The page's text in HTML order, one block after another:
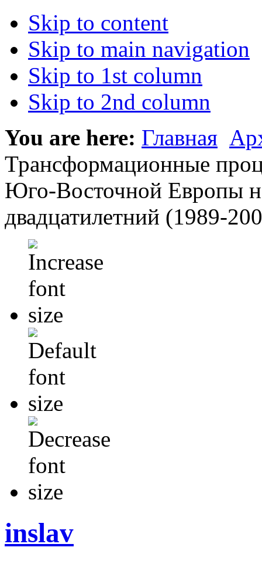
Skip to content
Skip to main navigation
Skip to 1st column
Skip to 2nd column
You are here: Главная
Трансформационные
Юго-Восточной Европы
двадцатилетний (1989-
inslav